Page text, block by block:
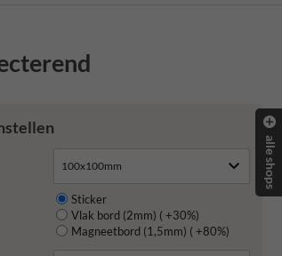
Sticker
Vlak bord (2mm) ( +30%)
Magneetbord (1,5mm) ( +80%)
alle shops